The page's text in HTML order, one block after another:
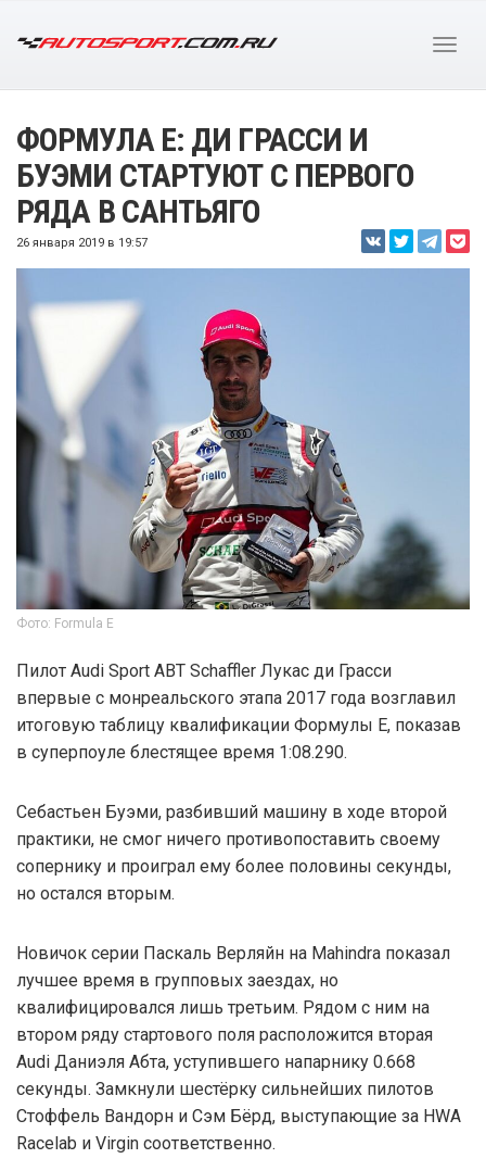
ФОРМУЛА Е: ДИ ГРАССИ И
БУЭМИ СТАРТУЮТ С ПЕРВОГО
РЯДА В САНТЬЯГО
26 января 2019 в 19:57
Фото: Formula E
Пилот Audi Sport ABT Schaffler Лукас ди Грасси
впервые с монреальского этапа 2017 года возглавил
итоговую таблицу квалификации Формулы E, показав
в суперпоуле блестящее время 1:08.290.
Себастьен Буэми, разбивший машину в ходе второй
практики, не смог ничего противопоставить своему
сопернику и проиграл ему более половины секунды,
но остался вторым.
Новичок серии Паскаль Верляйн на Mahindra показал
лучшее время в групповых заездах, но
квалифицировался лишь третьим. Рядом с ним на
втором ряду стартового поля расположится вторая
Audi Даниэля Абта, уступившего напарнику 0.668
секунды. Замкнули шестёрку сильнейших пилотов
Стоффель Вандорн и Сэм Бёрд, выступающие за HWA
Racelab и Virgin соответственно.